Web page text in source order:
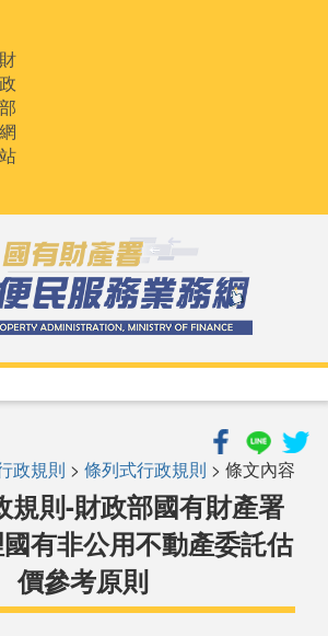
財
政
部
網
站
政規則 > 條列式行政規則 > 條文內容
規則-財政部國有財產署
有非公用不動產委託估
價參考原則